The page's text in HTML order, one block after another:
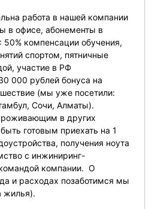
работа в нашей компании
в офисе, абонементы в
50% компенсации обучения,
спортом, пятничные
участие в РФ
000 рублей бонуса на
(мы уже посетили:
Сочи, Алматы).
в других
готовым приехать на 1
получения ноута
с инжиниринг-
компании. О
и расходах позаботимся мы
жилья).